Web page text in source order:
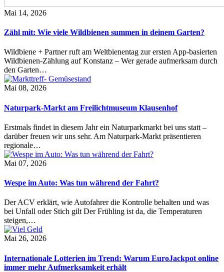
Mai 14, 2026
Zähl mit: Wie viele Wildbienen summen in deinem Garten?
Wildbiene + Partner ruft am Weltbienentag zur ersten App-basierten
Wildbienen-Zählung auf Konstanz – Wer gerade aufmerksam durch
den Garten…
Mai 08, 2026
Naturpark-Markt am Freilichtmuseum Klausenhof
Erstmals findet in diesem Jahr ein Naturparkmarkt bei uns statt –
darüber freuen wir uns sehr. Am Naturpark-Markt präsentieren
regionale…
Mai 07, 2026
Wespe im Auto: Was tun während der Fahrt?
Der ACV erklärt, wie Autofahrer die Kontrolle behalten und was
bei Unfall oder Stich gilt Der Frühling ist da, die Temperaturen
steigen,…
Mai 26, 2026
Internationale Lotterien im Trend: Warum EuroJackpot online
immer mehr Aufmerksamkeit erhält